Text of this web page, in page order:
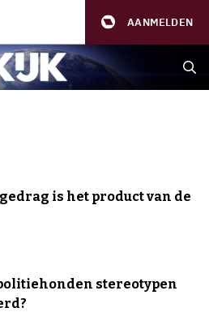
AANMELDEN
is het product van de
stereotypen